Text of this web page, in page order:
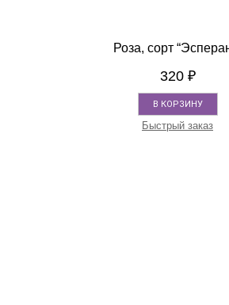
Роза, сорт
320 ₽
В КОРЗИНУ
Быстрый заказ